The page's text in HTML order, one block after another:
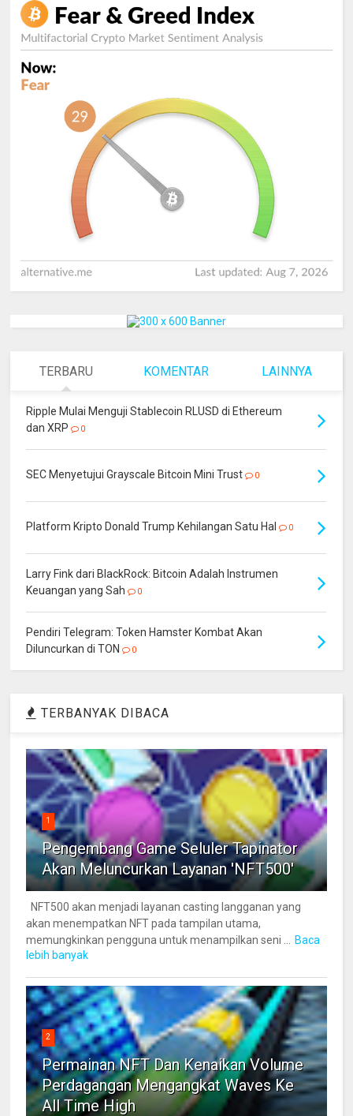
TERBARU KOMENTAR LAINNYA
Ripple Mulai Menguji Stablecoin RLUSD di Ethereum
dan XRP
0
SEC Menyetujui Grayscale Bitcoin Mini Trust 0
Platform Kripto Donald Trump Kehilangan Satu Hal 0
Larry Fink dari BlackRock: Bitcoin Adalah Instrumen
Keuangan yang Sah
0
Pendiri Telegram: Token Hamster Kombat Akan
Diluncurkan di TON
0
TERBANYAK DIBACA
1
Pengembang Game Seluler Tapinator
Akan Meluncurkan Layanan 'NFT500'
NFT500 akan menjadi layanan casting langganan yang
akan menempatkan NFT pada tampilan utama,
memungkinkan pengguna untuk menampilkan seni ...
Baca
lebih banyak
2
Permainan NFT Dan Kenaikan Volume
Perdagangan Mengangkat Waves Ke
All Time High